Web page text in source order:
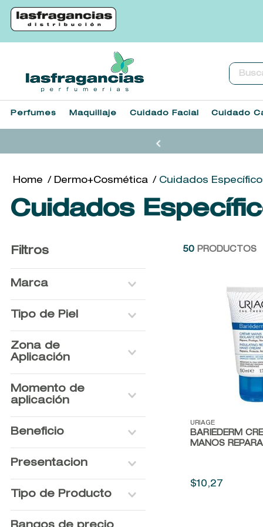
Perfumes Maquillaje Cuidado Facial Cuidado
Dermo+Cosmética Cuidados
Cuidados
Filtros
Marca
AVENE
Tipo de Piel
Grasa
Normal
Zona de
Aplicación
Contorno de ojos
Momento de
aplicación
Día/Noche
Beneficio
Nutrición
Firmeza
Luminosidad
Presentacion
200ML
Tipo de Producto
50 PRODUCTOS
Vista rápida
URIAGE
BARIÉDERM
MANOS
$10,27